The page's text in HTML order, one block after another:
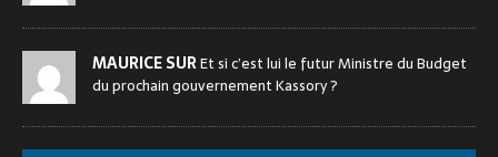
MAURICE SUREt si c’est lui le futur Ministre du Budget
du prochain gouvernement Kassory ?